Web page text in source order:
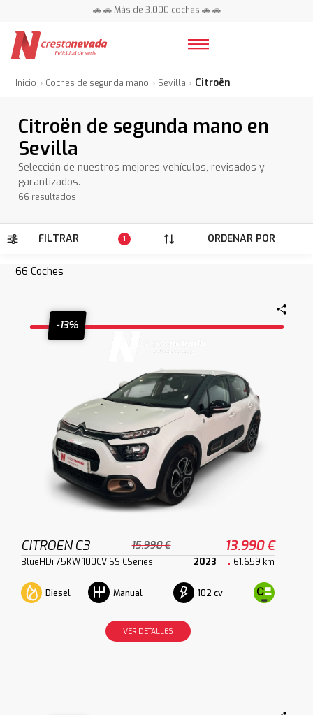
📍 Centros en toda España ⭐
📍 Centros en toda España ⭐
Inicio Coches de segunda mano Sevilla Citroën
Citroën de segunda mano en
Sevilla
Selección de nuestros mejores vehículos, revisados y
garantizados.
66 resultados
FILTRAR 1 ORDENAR POR
66 Coches
-13%
CITROEN C3 15.990 € 13.990 €
BlueHDi 75KW 100CV SS CSeries 2023 61.659 km
Diesel Manual 102 cv
VER DETALLES